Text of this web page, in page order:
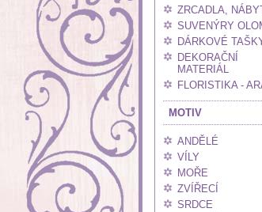
ZRCADLA,
SUVENÝRY
DÁRKOVÉ
DEKORAČNÍ
MATERIÁL
FLORISTIKA -
MOTIV
ANDĚLÉ
VÍLY
MOŘE
ZVÍŘECÍ
SRDCE